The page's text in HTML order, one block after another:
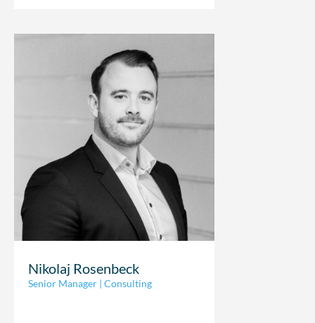
Nikolaj Rosenbeck
Senior Manager | Consulting